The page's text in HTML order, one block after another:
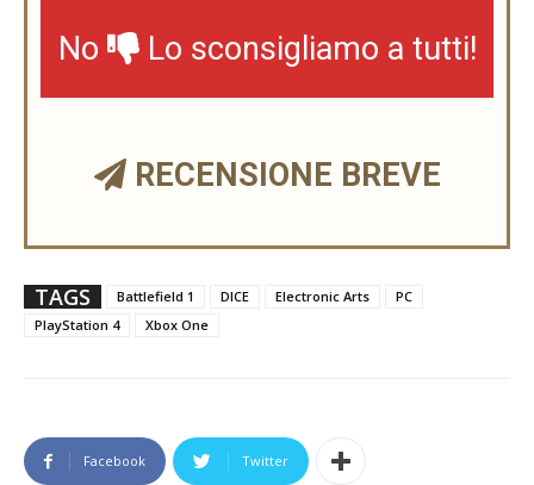
No Lo sconsigliamo a tutti!
RECENSIONE BREVE
TAGS Battlefield 1 DICE Electronic Arts
PC
PlayStation 4
Xbox One
Facebook Twitter